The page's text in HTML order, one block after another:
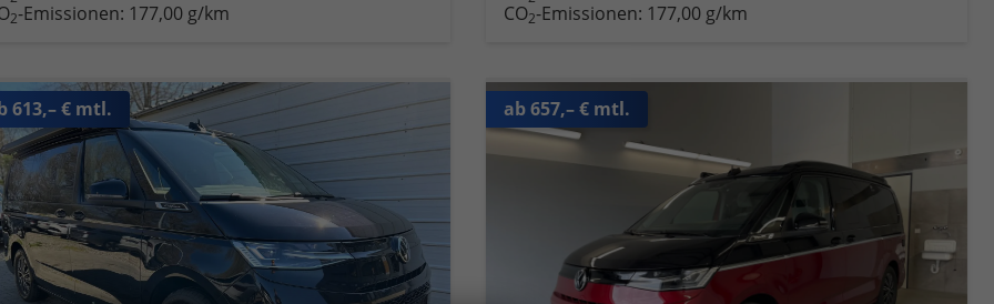
2-Emissionen: 177,00 g/km
CO2-Emissionen: 177,00 g/km
613,– € mtl. ab 657,– € mtl.